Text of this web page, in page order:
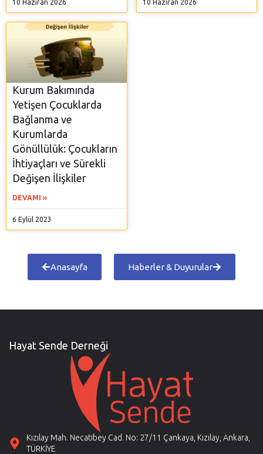
10 Haziran 2026 10 Haziran 2026
Kurum Bakımında
Yetişen Çocuklarda
Bağlanma ve
Kurumlarda
Gönüllülük: Çocukların
İhtiyaçları ve Sürekli
Değişen İlişkiler
DEVAMI »
6 Eylül 2023
Anasayfa Haberler & Duyurular
Hayat Sende Derneği
Kızılay Mah. Necatibey Cad. No: 27/11 Çankaya, Kızılay, Ankara,
TÜRKİYE